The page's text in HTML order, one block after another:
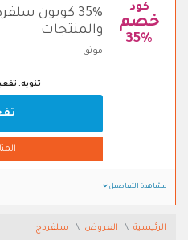
كود
خصم
35%
35% كوبون
والمنتجات
موثق
تنويه:
مشاهدة التفاصيل
الرئيسية العروض سلفردج